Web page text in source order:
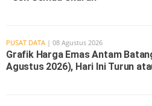
PUSAT DATA | 08 Agustus 2026
Grafik Harga Emas Antam
Agustus 2026), Hari Ini Turun